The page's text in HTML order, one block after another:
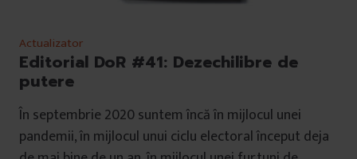
Actualizator
Editorial DoR #41: Dezechilibre de
putere
În septembrie 2020 suntem încă în mijlocul unei
pandemii, în mijlocul unui ciclu electoral început deja